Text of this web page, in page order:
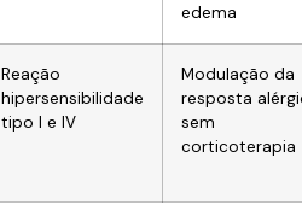
edema
Reação
hipersensibilidade
tipo I e IV
Modulação da
resposta
sem
corticoterapia